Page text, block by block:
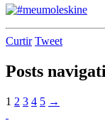
Curtir Tweet
Posts
1 2 3 4 5 →